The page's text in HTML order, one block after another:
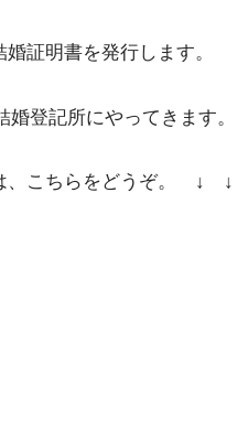
証明書を発行します。
登記所にやってきます。
は、こちらをどうぞ。 ↓ ↓